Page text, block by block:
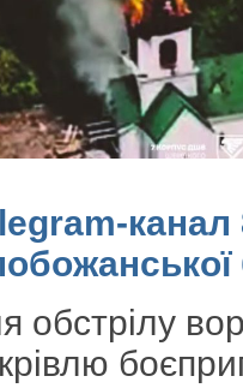
канал
обстрілу